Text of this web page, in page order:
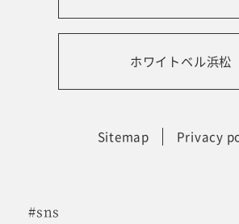
ホワイトベル浜松
Sitemap Privacy
#sns